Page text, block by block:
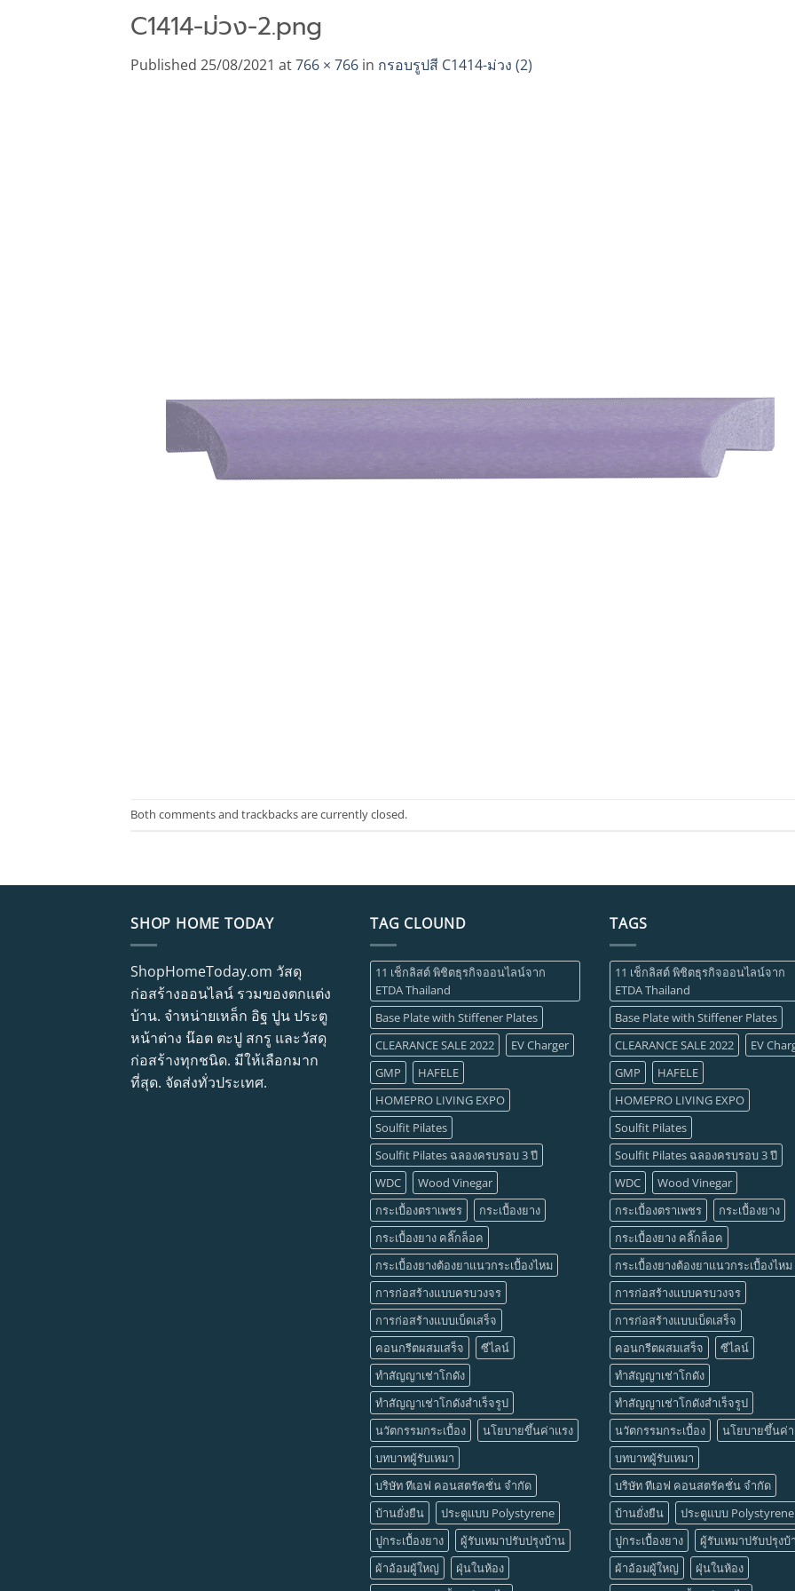
C1414-ม่วง-2.png
Published 25/08/2021 at766 × 766 in กรอบรูปสี C1414-ม่วง (2)
Both comments and trackbacks are currently closed.
SHOP HOME TODAY
ShopHomeToday.om วัสดุ
ก่อสร้างออนไลน์ รวมของตกแต่ง
บ้าน. จำหน่ายเหล็ก อิฐ ปูน ประตู
หน้าต่าง น๊อต ตะปู สกรู และวัสดุ
ก่อสร้างทุกชนิด. มีให้เลือกมาก
ที่สุด. จัดส่งทั่วประเทศ.
TAG CLOUND
11 เช็กลิสต์ พิชิตธุรกิจออนไลน์จาก
ETDA Thailand
Base Plate with Stiffener Plates
CLEARANCE SALE 2022
EV Charger
GMP
HAFELE
HOMEPRO LIVING EXPO
Soulfit Pilates
Soulfit Pilates ฉลองครบรอบ 3 ปี
WDC
Wood Vinegar
กระเบื้องตราเพชร
กระเบื้องยาง
กระเบื้องยาง คลิ๊กล็อค
กระเบื้องยางต้องยาแนวกระเบื้องไหม
การก่อสร้างแบบครบวงจร
การก่อสร้างแบบเบ็ดเสร็จ
คอนกรีตผสมเสร็จ
ซีไลน์
ทำสัญญาเช่าโกดัง
ทำสัญญาเช่าโกดังสำเร็จรูป
นวัตกรรมกระเบื้อง
นโยบายขึ้นค่าแรง
บทบาทผู้รับเหมา
บริษัท ทีเอฟ คอนสตรัคชั่น จำกัด
บ้านยั่งยืน
ประตูแบบ Polystyrene
ปูกระเบื้องยาง
ผู้รับเหมาปรับปรุงบ้าน
ผ้าอ้อมผู้ใหญ่
ฝุ่นในห้อง
TAGS
11 เช็กลิสต์ พิชิตธุรกิจออนไลน์จาก
ETDA Thailand
Base Plate with Stiffener Plates
CLEARANCE SALE 2022
EV
GMP
HAFELE
HOMEPRO LIVING EXPO
Soulfit Pilates
Soulfit Pilates ฉลองครบรอบ 3 ปี
WDC
Wood Vinegar
กระเบื้องตราเพชร
กระเบื้องยาง
กระเบื้องยาง คลิ๊กล็อค
กระเบื้องยางต้องยาแนวกระเบื้องไหม
การก่อสร้างแบบครบวงจร
การก่อสร้างแบบเบ็ดเสร็จ
คอนกรีตผสมเสร็จ
ซีไลน์
ทำสัญญาเช่าโกดัง
ทำสัญญาเช่าโกดังสำเร็จรูป
นวัตกรรมกระเบื้อง
นโยบายขึ้นค่า
บทบาทผู้รับเหมา
บริษัท ทีเอฟ คอนสตรัคชั่น จำกัด
บ้านยั่งยืน
ประตูแบบ Polystyrene
ปูกระเบื้องยาง
ผู้รับเหมาปรับปรุงบ้
ผ้าอ้อมผู้ใหญ่
ฝุ่นในห้อง